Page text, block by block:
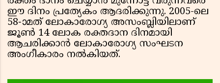
ഈ ദിനം പ്രത്യേകം ആദരിക്കുന്നു. 2005-ലെ
58-ാമത് ലോകാരോഗ്യ അസംബ്ലിയിലാണ്
ജൂൺ 14 ലോക രക്തദാന ദിനമായി
ആചരിക്കാൻ ലോകാരോഗ്യ സംഘടന
അംഗീകാരം നൽകിയത്.